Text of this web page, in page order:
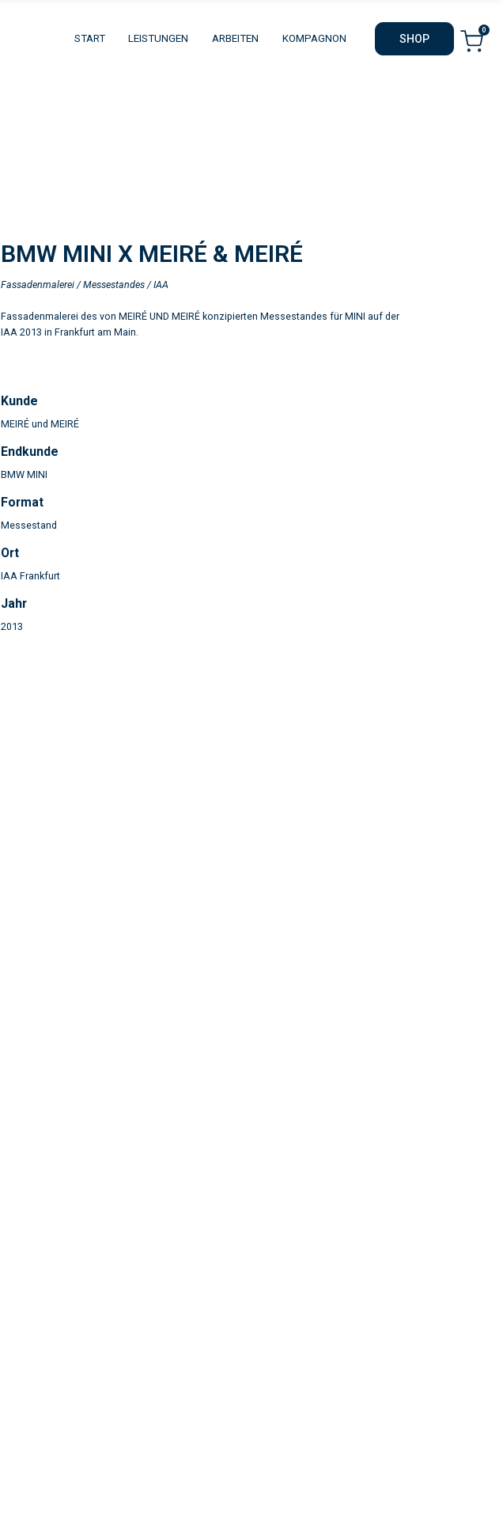
START LEISTUNGEN ARBEITEN KOMPAGNON SHOP
0
BMW MINI X MEIRÉ & MEIRÉ
Fassadenmalerei / Messestandes / IAA
Fassadenmalerei des von MEIRÉ UND MEIRÉ konzipierten Messestandes für MINI auf der
IAA 2013 in Frankfurt am Main.
Kunde
MEIRÉ und MEIRÉ
Endkunde
BMW MINI
Format
Messestand
Ort
IAA Frankfurt
Jahr
2013